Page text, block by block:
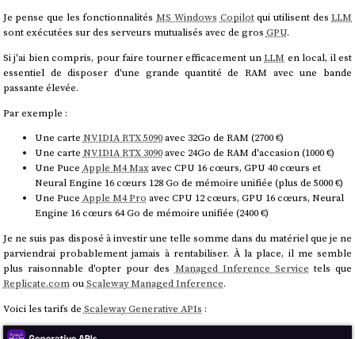
Je pense que les fonctionnalitésMS Windows Copilotqui utilisent desLLM
sont exécutées sur des serveurs mutualisés avec de gros GPU.
Si j'ai bien compris, pour faire tourner efficacement unLLM en local, il est
essentiel de disposer d'une grande quantité de RAM avec une bande
passante élevée.
Par exemple :
Une carte NVIDIA RTX 5090avec 32Go de RAM (2700 €)
Une carte NVIDIA RTX 3090avec 24Go de RAM d'accasion (1000 €)
Une Puce Apple M4 Maxavec CPU 16 cœurs, GPU 40 cœurs et
Neural Engine 16 cœurs 128 Go de mémoire unifiée (plus de 5000 €)
Une Puce Apple M4 Pro avec CPU 12 cœurs, GPU 16 cœurs, Neural
Engine 16 cœurs 64 Go de mémoire unifiée (2400 €)
Je ne suis pas disposé à investir une telle somme dans du matériel que je ne
parviendrai probablement jamais à rentabiliser. À la place, il me semble
plus raisonnable d'opter pour des Managed Inference Service tels que
Replicate.comouScaleway Managed Inference.
Voici les tarifs de Scaleway Generative APIs :